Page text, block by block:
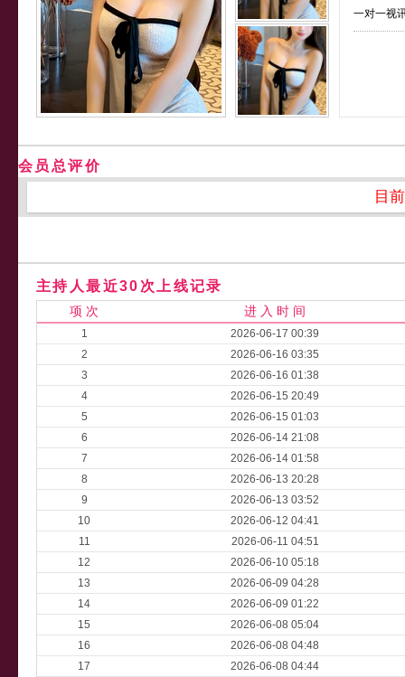
一对一视
会员总评价
目
主持人最近30次上线记录
项 次 进 入 时 间
1
2026-06-17 00:39
2
2026-06-16 03:35
3
2026-06-16 01:38
4
2026-06-15 20:49
5
2026-06-15 01:03
6
2026-06-14 21:08
7
2026-06-14 01:58
8
2026-06-13 20:28
9
2026-06-13 03:52
10
2026-06-12 04:41
11
2026-06-11 04:51
12
2026-06-10 05:18
13
2026-06-09 04:28
14
2026-06-09 01:22
15
2026-06-08 05:04
16
2026-06-08 04:48
17
2026-06-08 04:44